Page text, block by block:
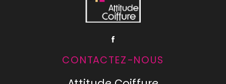
CONTACTEZ-NOUS